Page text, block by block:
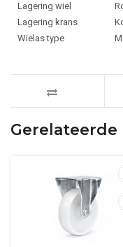
Lagering wiel
Lagering krans
Wielas type